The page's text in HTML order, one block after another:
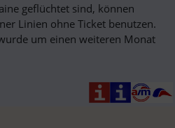
geflüchtet sind, können
Linien ohne Ticket benutzen.
um einen weiteren Monat